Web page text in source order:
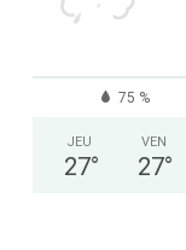
75 %
JEU
27°
VEN
27°